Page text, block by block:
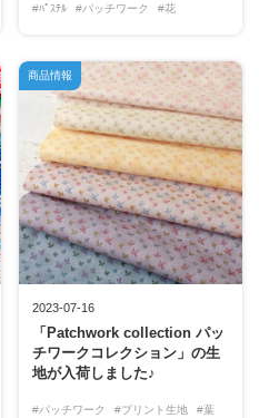
#ﾊﾟｽﾃﾙ #パッチワーク #花
2023-07-16
「Patchwork collection パッ
チワークコレクション」の生
地が入荷しました♪
#パッチワーク #プリント生地 #葉
商品情報